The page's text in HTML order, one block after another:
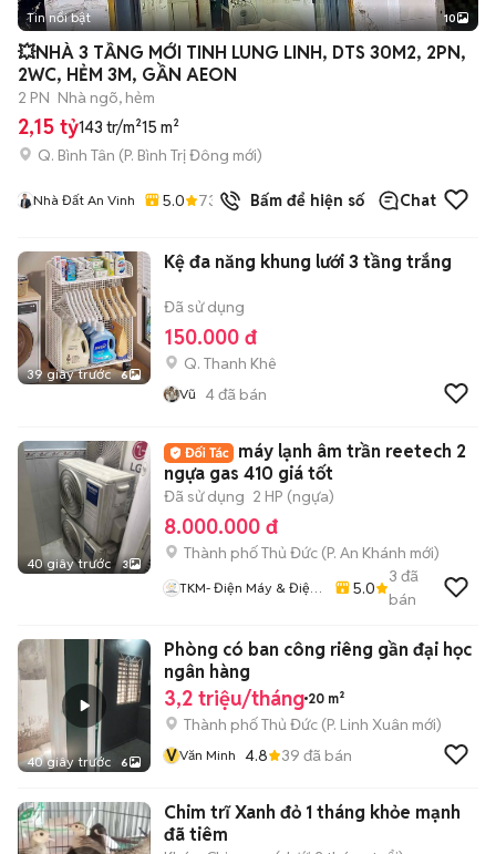
+2
Tin nổi bật 10
💥NHÀ 3 TẦNG MỚI TINH LUNG LINH, DTS 30M2, 2PN,
2WC, HẺM 3M, GẦN AEON
2 PN Nhà ngõ, hẻm
2,15 tỷ143 tr/m²15 m²
Q. Bình Tân (P. Bình Trị Đông mới)
Nhà Đất An Vinh 5.0 73 đã bánBấm để hiện số Chat
39 giây trước 6
Kệ đa năng khung lưới 3 tầng trắng
Đã sử dụng
150.000 đ
Q. Thanh Khê
Vũ 4đã bán
40 giây trước 3
máy lạnh âm trần reetech 2
ngựa gas 410 giá tốt
Đã sử dụng 2 HP (ngựa)
8.000.000 đ
Thành phố Thủ Đức (P. An Khánh mới)
TKM- Điện Máy & Điện
5.0
3 đã
bán
40 giây trước 6
Phòng có ban công riêng gần đại học
ngân hàng
3,2 triệu/tháng 20 m²
Thành phố Thủ Đức (P. Linh Xuân mới)
VVăn Minh 4.8 39 đã bán
Chim trĩ Xanh đỏ 1 tháng khỏe mạnh
đã tiêm